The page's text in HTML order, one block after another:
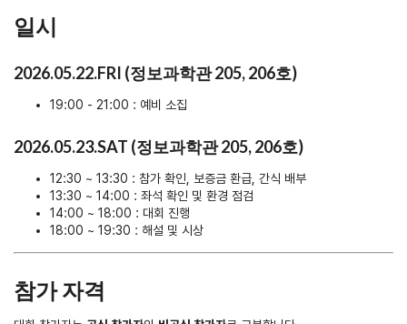
일시
2026.05.22.FRI (정보과학관 205, 206호)
19:00 - 21:00 : 예비 소집
2026.05.23.SAT (정보과학관 205, 206호)
12:30 ~ 13:30 : 참가 확인, 보증금 환급, 간식 배부
13:30 ~ 14:00 : 좌석 확인 및 환경 점검
14:00 ~ 18:00 : 대회 진행
18:00 ~ 19:30 : 해설 및 시상
참가 자격